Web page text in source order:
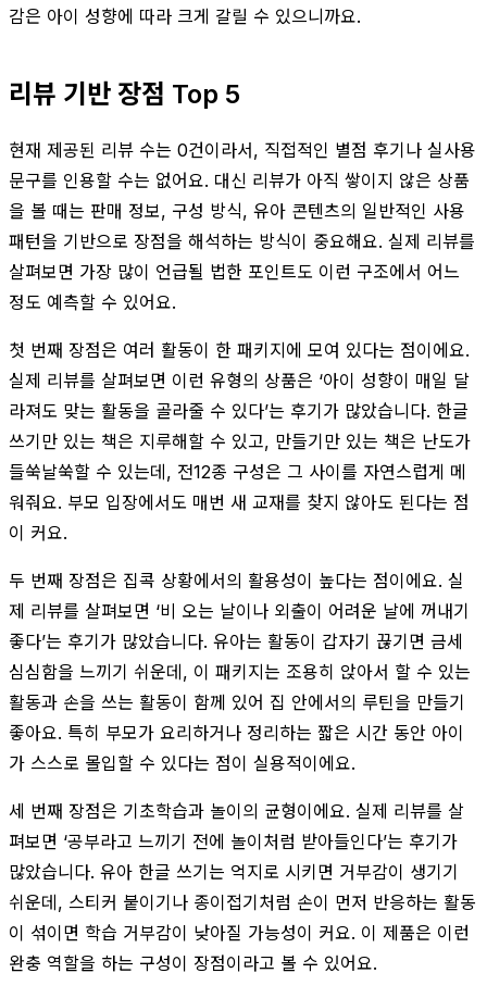
감은 아이 성향에 따라 크게 갈릴 수 있으니까요.
리뷰 기반 장점 Top 5
현재 제공된 리뷰 수는 0건이라서, 직접적인 별점 후기나 실사용
문구를 인용할 수는 없어요. 대신 리뷰가 아직 쌓이지 않은 상품
을 볼 때는 판매 정보, 구성 방식, 유아 콘텐츠의 일반적인 사용
패턴을 기반으로 장점을 해석하는 방식이 중요해요. 실제 리뷰를
살펴보면 가장 많이 언급될 법한 포인트도 이런 구조에서 어느
정도 예측할 수 있어요.
첫 번째 장점은 여러 활동이 한 패키지에 모여 있다는 점이에요.
실제 리뷰를 살펴보면 이런 유형의 상품은 ‘아이 성향이 매일 달
라져도 맞는 활동을 골라줄 수 있다’는 후기가 많았습니다. 한글
쓰기만 있는 책은 지루해할 수 있고, 만들기만 있는 책은 난도가
들쑥날쑥할 수 있는데, 전12종 구성은 그 사이를 자연스럽게 메
워줘요. 부모 입장에서도 매번 새 교재를 찾지 않아도 된다는 점
이 커요.
두 번째 장점은 집콕 상황에서의 활용성이 높다는 점이에요. 실
제 리뷰를 살펴보면 ‘비 오는 날이나 외출이 어려운 날에 꺼내기
좋다’는 후기가 많았습니다. 유아는 활동이 갑자기 끊기면 금세
심심함을 느끼기 쉬운데, 이 패키지는 조용히 앉아서 할 수 있는
활동과 손을 쓰는 활동이 함께 있어 집 안에서의 루틴을 만들기
좋아요. 특히 부모가 요리하거나 정리하는 짧은 시간 동안 아이
가 스스로 몰입할 수 있다는 점이 실용적이에요.
세 번째 장점은 기초학습과 놀이의 균형이에요. 실제 리뷰를 살
펴보면 ‘공부라고 느끼기 전에 놀이처럼 받아들인다’는 후기가
많았습니다. 유아 한글 쓰기는 억지로 시키면 거부감이 생기기
쉬운데, 스티커 붙이기나 종이접기처럼 손이 먼저 반응하는 활동
이 섞이면 학습 거부감이 낮아질 가능성이 커요. 이 제품은 이런
완충 역할을 하는 구성이 장점이라고 볼 수 있어요.